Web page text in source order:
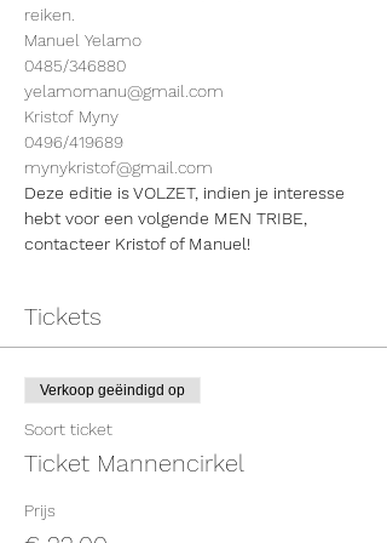
reiken.
Manuel Yelamo
0485/346880
yelamomanu@gmail.com
Kristof Myny
0496/419689
mynykristof@gmail.com
Deze editie is VOLZET, indien je interesse
hebt voor een volgende MEN TRIBE,
contacteer Kristof of Manuel!
Tickets
Verkoop geëindigd op
Soort ticket
Ticket Mannencirkel
Prijs